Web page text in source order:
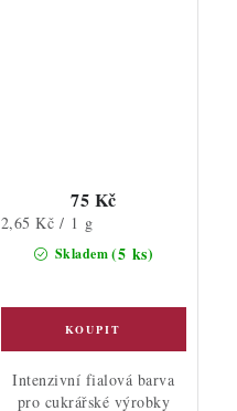
Skladem(5 ks)
75 Kč
Měrná
2,65 Kč / 1 g
Intenzivní fialová barva
pro cukrářské výrobky